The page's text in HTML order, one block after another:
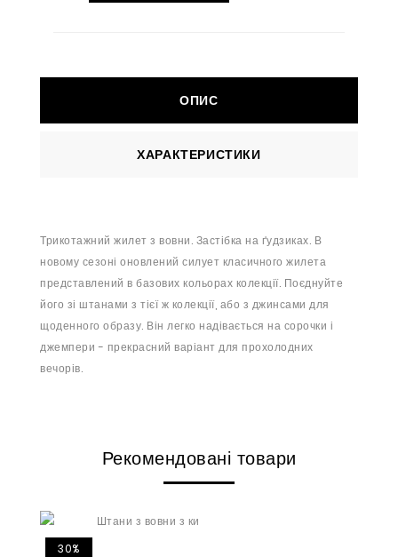
ОПИС
ХАРАКТЕРИСТИКИ
Трикотажний жилет з вовни. Застібка на ґудзиках. В
новому сезоні оновлений силует класичного жилета
представлений в базових кольорах колекції. Поєднуйте
його зі штанами з тієї ж колекції, або з джинсами для
щоденного образу. Він легко надівається на сорочки і
джемпери - прекрасний варіант для прохолодних
вечорів.
Рекомендовані товари
30%